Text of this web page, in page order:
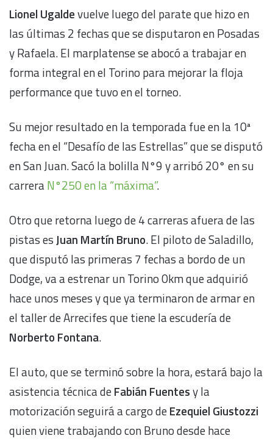
Lionel Ugaldevuelve luego del parate que hizo en
las últimas 2 fechas que se disputaron en Posadas
y Rafaela. El marplatense se abocó a trabajar en
forma integral en el Torino para mejorar la floja
performance que tuvo en el torneo.
Su mejor resultado en la temporada fue en la 10ª
fecha en el “Desafío de las Estrellas” que se disputó
en San Juan. Sacó la bolilla N°9 y arribó 20° en su
carreraN°250 en la “máxima”.
Otro que retorna luego de 4 carreras afuera de las
pistas esJuan Martín Bruno. El piloto de Saladillo,
que disputó las primeras 7 fechas a bordo de un
Dodge, va a estrenar un Torino 0km que adquirió
hace unos meses y que ya terminaron de armar en
el taller de Arrecifes que tiene la escudería de
Norberto Fontana.
El auto, que se terminó sobre la hora, estará bajo la
asistencia técnica deFabián Fuentesy la
motorización seguirá a cargo deEzequiel Giustozzi
quien viene trabajando con Bruno desde hace